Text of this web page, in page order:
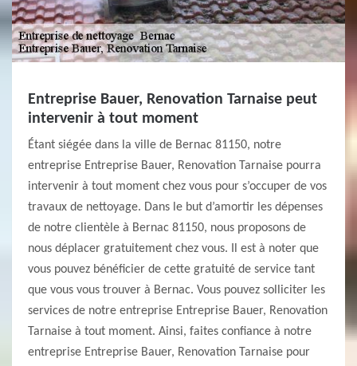
Entreprise Bauer, Renovation Tarnaise peut
intervenir à tout moment
Étant siégée dans la ville de Bernac 81150, notre
entreprise Entreprise Bauer, Renovation Tarnaise pourra
intervenir à tout moment chez vous pour s’occuper de vos
travaux de nettoyage. Dans le but d’amortir les dépenses
de notre clientèle à Bernac 81150, nous proposons de
nous déplacer gratuitement chez vous. Il est à noter que
vous pouvez bénéficier de cette gratuité de service tant
que vous vous trouver à Bernac. Vous pouvez solliciter les
services de notre entreprise Entreprise Bauer, Renovation
Tarnaise à tout moment. Ainsi, faites confiance à notre
entreprise Entreprise Bauer, Renovation Tarnaise pour